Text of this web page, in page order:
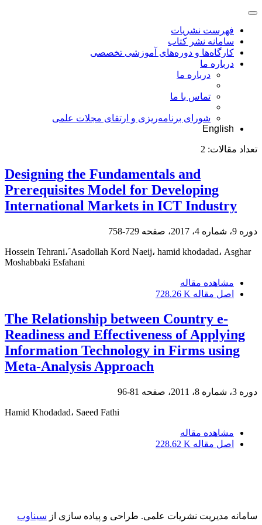
فهرست نشریات
سامانه نشر کتاب
کارگاه‌ها و دوره‌های آموزشی تخصصی
درباره ما
درباره ما
تماس با ما
شورای برنامه‌ریزی و ارتقای مجلات علمی
English
تعداد مقالات: 2
Designing the Fundamentals and
Prerequisites Model for Developing
International Markets in ICT Industry
دوره 9، شماره 4، 2017، صفحه 729-758
Hossein Tehrani، َAsadollah Kord Naeij، hamid khodadad، Asghar
Moshabbaki Esfahani
مشاهده مقاله
اصل مقاله 728.26 K
The Relationship between Country e-
Readiness and Effectiveness of Applying
Information Technology in Firms using
Meta-Analysis Approach
دوره 3، شماره 8، 2011، صفحه 81-96
Hamid Khodadad، Saeed Fathi
مشاهده مقاله
اصل مقاله 228.62 K
سامانه مدیریت نشریات علمی. طراحی و پیاده سازی از سیناوب